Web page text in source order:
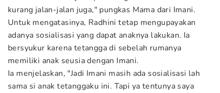
kurang jalan-jalan juga," pungkas Mama dari Imani.
Untuk mengatasinya, Radhini tetap mengupayakan
adanya sosialisasi yang dapat anaknya lakukan. Ia
bersyukur karena tetangga di sebelah rumanya
memiliki anak seusia dengan Imani.
Ia menjelaskan, "Jadi Imani masih ada sosialisasi lah
sama si anak tetanggaku ini. Tapi ya tentunya saya